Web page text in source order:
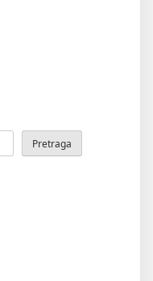
Pretraga